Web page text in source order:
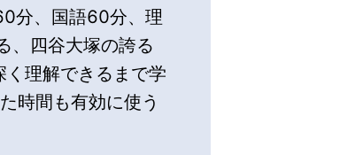
分、国語60分、理
、四谷大塚の誇る
理解できるまで学
時間も有効に使う